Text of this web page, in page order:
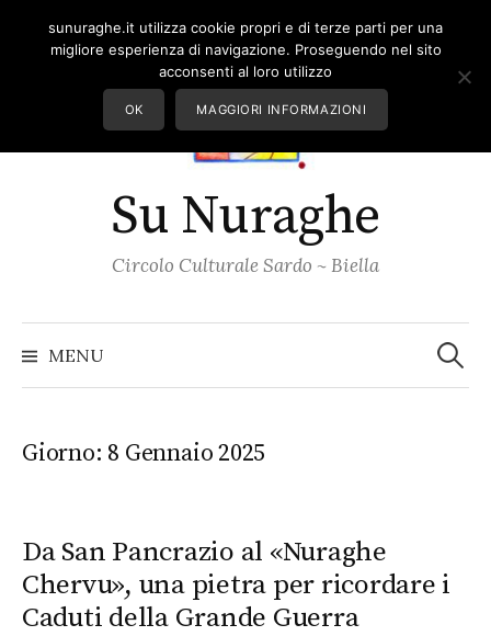
Su Nuraghe
Circolo Culturale Sardo ~ Biella
MENU per:
Giorno: 8 Gennaio 2025
Da San Pancrazio al «Nuraghe
Chervu», una pietra per ricordare i
Caduti della Grande Guerra
sunuraghe.it utilizza cookie propri e di terze parti per una
migliore esperienza di navigazione. Proseguendo nel sito
acconsenti al loro utilizzo
OK MAGGIORI INFORMAZIONI